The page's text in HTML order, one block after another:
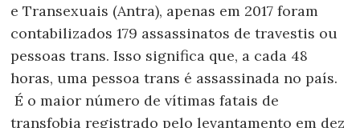
e Transexuais (Antra), apenas em 2017 foram
contabilizados 179 assassinatos de travestis ou
pessoas trans. Isso significa que, a cada 48
horas, uma pessoa trans é assassinada no país.
É o maior número de vítimas fatais de
transfobia registrado pelo levantamento em dez